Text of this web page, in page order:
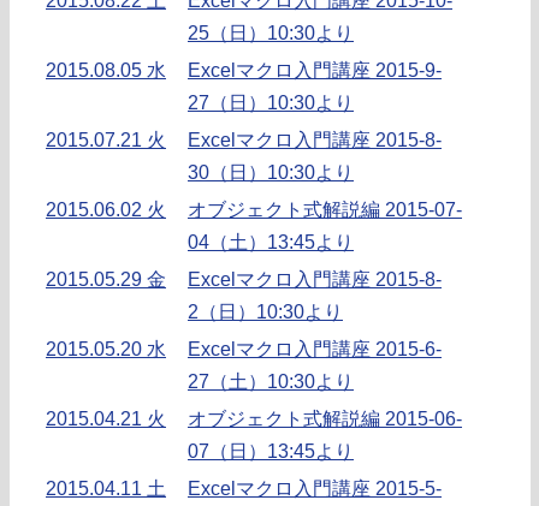
25（日）10:30より
2015.08.05 水
Excelマクロ入門講座 2015-9-
27（日）10:30より
2015.07.21 火
Excelマクロ入門講座 2015-8-
30（日）10:30より
2015.06.02 火
オブジェクト式解説編 2015-07-
04（土）13:45より
2015.05.29 金
Excelマクロ入門講座 2015-8-
2（日）10:30より
2015.05.20 水
Excelマクロ入門講座 2015-6-
27（土）10:30より
2015.04.21 火
オブジェクト式解説編 2015-06-
07（日）13:45より
2015.04.11 土
Excelマクロ入門講座 2015-5-